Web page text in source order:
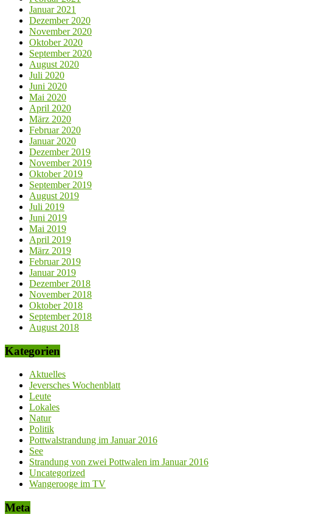
Januar 2021
Dezember 2020
November 2020
Oktober 2020
September 2020
August 2020
Juli 2020
Juni 2020
Mai 2020
April 2020
März 2020
Februar 2020
Januar 2020
Dezember 2019
November 2019
Oktober 2019
September 2019
August 2019
Juli 2019
Juni 2019
Mai 2019
April 2019
März 2019
Februar 2019
Januar 2019
Dezember 2018
November 2018
Oktober 2018
September 2018
August 2018
Kategorien
Aktuelles
Jeversches Wochenblatt
Leute
Lokales
Natur
Politik
Pottwalstrandung im Januar 2016
See
Strandung von zwei Pottwalen im Januar 2016
Uncategorized
Wangerooge im TV
Meta